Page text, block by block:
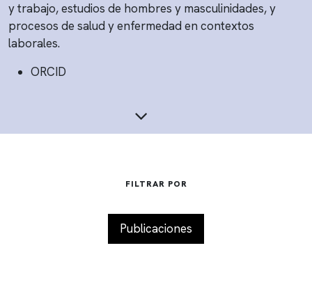
y trabajo, estudios de hombres y masculinidades, y
procesos de salud y enfermedad en contextos
laborales.
ORCID
FILTRAR POR
Publicaciones